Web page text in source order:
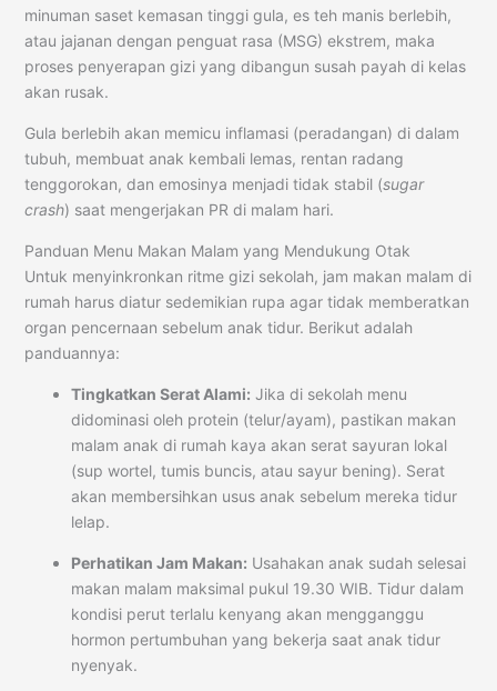
minuman saset kemasan tinggi gula, es teh manis berlebih,
atau jajanan dengan penguat rasa (MSG) ekstrem, maka
proses penyerapan gizi yang dibangun susah payah di kelas
akan rusak.
Gula berlebih akan memicu inflamasi (peradangan) di dalam
tubuh, membuat anak kembali lemas, rentan radang
tenggorokan, dan emosinya menjadi tidak stabil (sugar
crash) saat mengerjakan PR di malam hari.
Panduan Menu Makan Malam yang Mendukung Otak
Untuk menyinkronkan ritme gizi sekolah, jam makan malam di
rumah harus diatur sedemikian rupa agar tidak memberatkan
organ pencernaan sebelum anak tidur. Berikut adalah
panduannya:
Tingkatkan Serat Alami: Jika di sekolah menu
didominasi oleh protein (telur/ayam), pastikan makan
malam anak di rumah kaya akan serat sayuran lokal
(sup wortel, tumis buncis, atau sayur bening). Serat
akan membersihkan usus anak sebelum mereka tidur
lelap.
Perhatikan Jam Makan: Usahakan anak sudah selesai
makan malam maksimal pukul 19.30 WIB. Tidur dalam
kondisi perut terlalu kenyang akan mengganggu
hormon pertumbuhan yang bekerja saat anak tidur
nyenyak.